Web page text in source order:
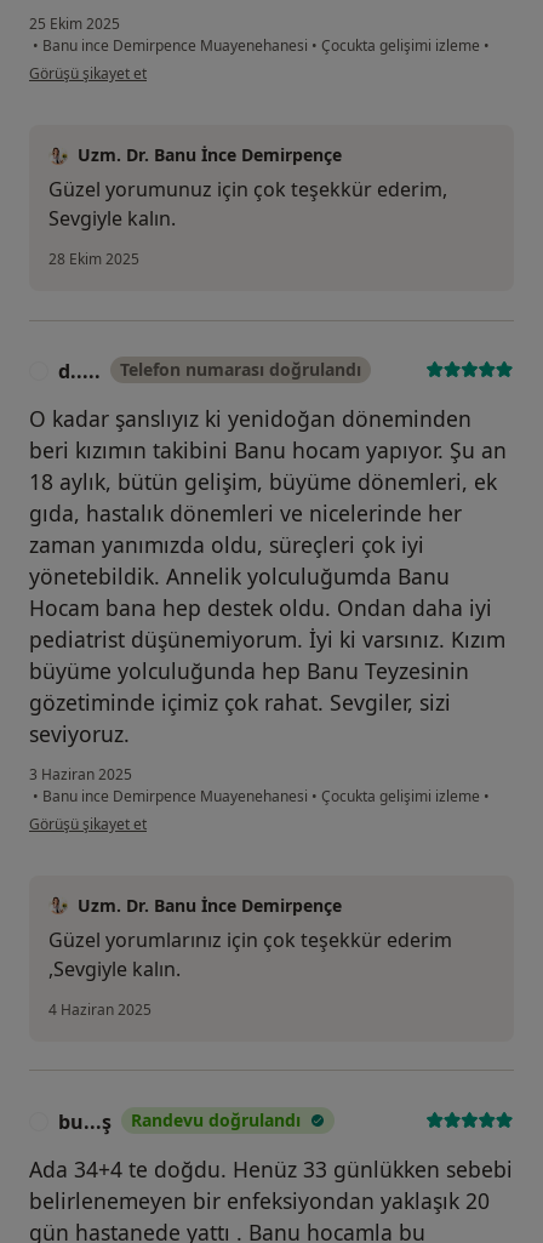
25 Ekim 2025
• Banu ince Demirpence Muayenehanesi • Çocukta gelişimi izleme •
kullanıcının görüşüne göre e.....
Görüşü şikayet et
Uzm. Dr. Banu İnce Demirpençe
Güzel yorumunuz için çok teşekkür ederim,
Sevgiyle kalın.
28 Ekim 2025
d..... Telefon numarası doğrulandı
O kadar şanslıyız ki yenidoğan döneminden
beri kızımın takibini Banu hocam yapıyor. Şu an
18 aylık, bütün gelişim, büyüme dönemleri, ek
gıda, hastalık dönemleri ve nicelerinde her
zaman yanımızda oldu, süreçleri çok iyi
yönetebildik. Annelik yolculuğumda Banu
Hocam bana hep destek oldu. Ondan daha iyi
pediatrist düşünemiyorum. İyi ki varsınız. Kızım
büyüme yolculuğunda hep Banu Teyzesinin
gözetiminde içimiz çok rahat. Sevgiler, sizi
seviyoruz.
3 Haziran 2025
• Banu ince Demirpence Muayenehanesi • Çocukta gelişimi izleme •
kullanıcının görüşüne göre d.....
Görüşü şikayet et
Uzm. Dr. Banu İnce Demirpençe
Güzel yorumlarınız için çok teşekkür ederim
,Sevgiyle kalın.
4 Haziran 2025
bu...ş Randevu doğrulandı
Ada 34+4 te doğdu. Henüz 33 günlükken sebebi
belirlenemeyen bir enfeksiyondan yaklaşık 20
gün hastanede yattı . Banu hocamla bu